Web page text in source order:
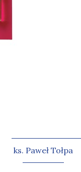
ks. Paweł Tołpa
abp